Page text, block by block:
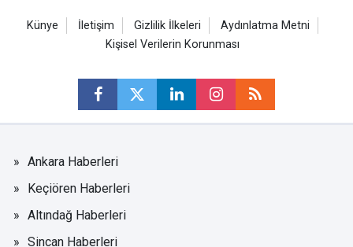
Künye İletişim Gizlilik İlkeleri
Aydınlatma Metni
Kişisel Verilerin Korunması
Ankara Haberleri
Keçiören Haberleri
Altındağ Haberleri
Sincan Haberleri